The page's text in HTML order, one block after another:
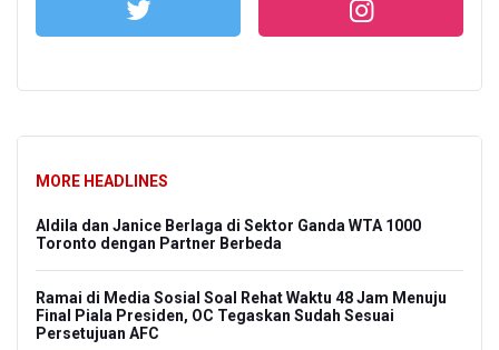
MORE HEADLINES
Aldila dan Janice Berlaga di Sektor Ganda WTA 1000
Toronto dengan Partner Berbeda
Ramai di Media Sosial Soal Rehat Waktu 48 Jam Menuju
Final Piala Presiden, OC Tegaskan Sudah Sesuai
Persetujuan AFC